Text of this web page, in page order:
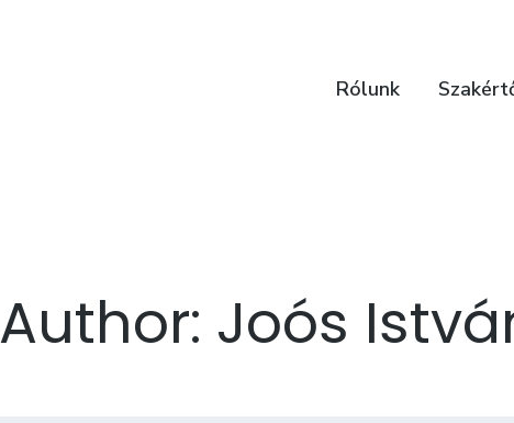
Rólunk
Author: Joós